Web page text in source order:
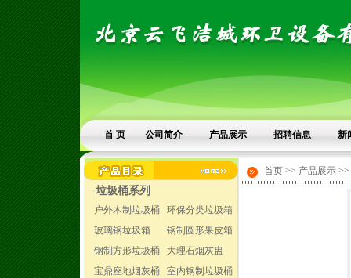
首 页 公司简介 产品展示 招聘信息 新
·垃圾桶系列
户外木制垃圾桶
环保分类垃圾箱
玻璃钢垃圾箱
钢制圆形果皮箱
钢制方形垃圾桶
大理石烟灰盅
宝鼎座地烟灰桶
室内钢制垃圾桶
首页 >> 产品展示